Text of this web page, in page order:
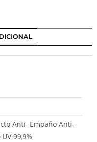
Anti- Empaño Anti-
99,9%